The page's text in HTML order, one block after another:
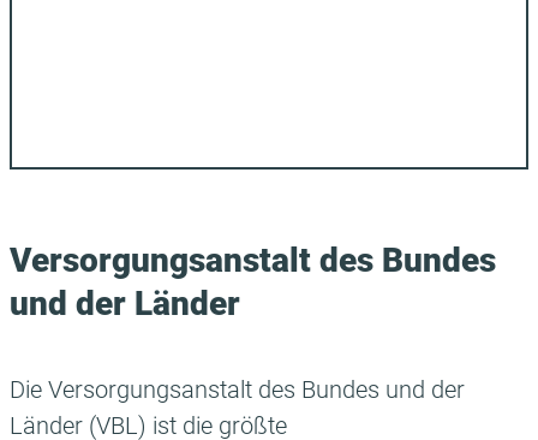
Versorgungsanstalt des Bundes
und der Länder
Die Versorgungsanstalt des Bundes und der
Länder (VBL) ist die größte